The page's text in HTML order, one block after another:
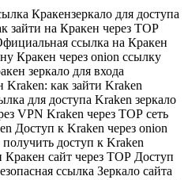
Кракензеркало для доступа
зайти на Кракен через ТОР
ссылка на Кракен
Кракен через onion ссылку
зеркало для входа
Kraken: как зайти Kraken
для доступа Kraken зеркало
VPN Kraken через ТОР сеть
Доступ к Kraken через onion
доступ к Kraken
сайт через ТОР Доступ
ссылка Зеркало сайта